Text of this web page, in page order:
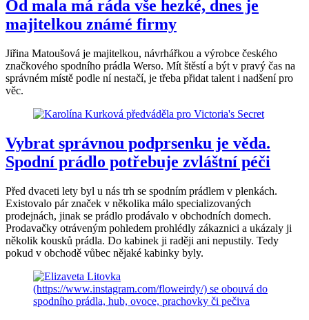
Od mala má ráda vše hezké, dnes je
majitelkou známé firmy
Jiřina Matoušová je majitelkou, návrhářkou a výrobce českého
značkového spodního prádla Werso. Mít štěstí a být v pravý čas na
správném místě podle ní nestačí, je třeba přidat talent i nadšení pro
věc.
Vybrat správnou podprsenku je věda.
Spodní prádlo potřebuje zvláštní péči
Před dvaceti lety byl u nás trh se spodním prádlem v plenkách.
Existovalo pár značek v několika málo specializovaných
prodejnách, jinak se prádlo prodávalo v obchodních domech.
Prodavačky otráveným pohledem prohlédly zákaznici a ukázaly ji
několik kousků prádla. Do kabinek ji raději ani nepustily. Tedy
pokud v obchodě vůbec nějaké kabinky byly.